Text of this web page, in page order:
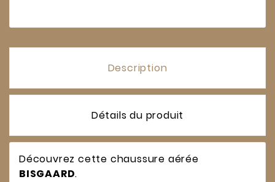
Description
Détails du produit
Découvrez cette chaussure aérée
BISGAARD.